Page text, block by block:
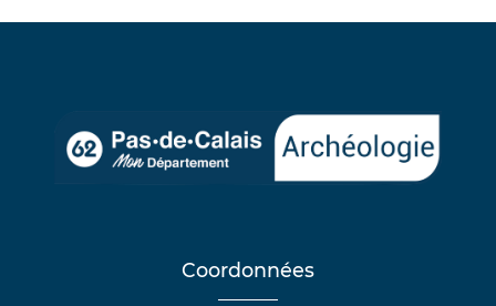
Coordonnées